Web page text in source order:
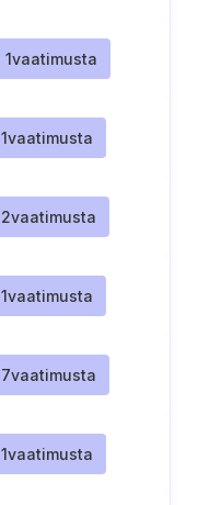
1vaatimusta
1vaatimusta
2vaatimusta
1vaatimusta
7vaatimusta
1vaatimusta